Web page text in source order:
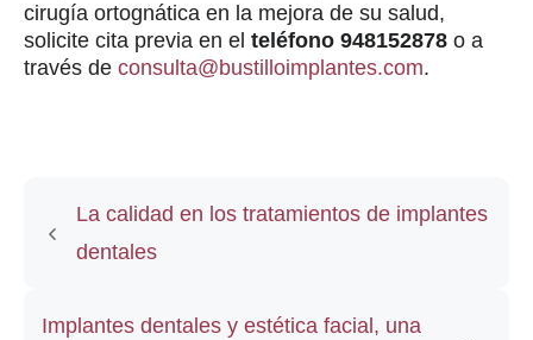
cirugía ortognática en la mejora de su salud,
solicite cita previa en el teléfono 948152878 o a
través de consulta@bustilloimplantes.com.
La calidad en los tratamientos de implantes
dentales
Implantes dentales y estética facial, una